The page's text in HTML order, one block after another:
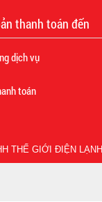
thanh toán đến
dịch vụ
toán
THẾ GIỚI ĐIỆN